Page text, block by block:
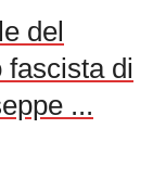
del
fascista di
...